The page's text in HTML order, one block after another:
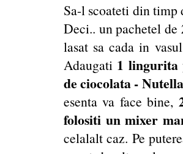
Sa-l scoateti din timp
Deci.. un pachetel de
lasat sa cada in
Adaugati 1 lingurita
de ciocolata - Nutella
esenta va face bine,
folositi un mixer
celalalt caz. Pe